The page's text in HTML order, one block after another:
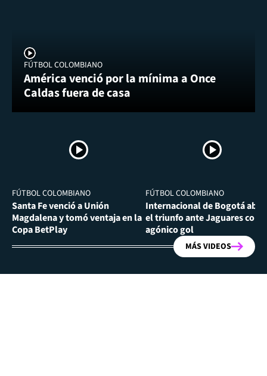
FÚTBOL COLOMBIANO
América venció por la mínima a Once
Caldas fuera de casa
FÚTBOL COLOMBIANO
Santa Fe venció a Unión
Magdalena y tomó ventaja en la
Copa BetPlay
FÚTBOL COLOMBIANO
Internacional de Bogotá
el triunfo ante Jaguares con
agónico gol
MÁS VIDEOS